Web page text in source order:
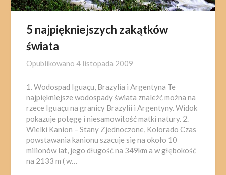
5 najpiękniejszych zakątków
świata
Opublikowano4 listopada 2009
1. Wodospad Iguaçu, Brazylia i Argentyna Te
najpiękniejsze wodospady świata znaleźć można na
rzece Iguaçu na granicy Brazylii i Argentyny. Widok
pokazuje potęgę i niesamowitość matki natury. 2.
Wielki Kanion – Stany Zjednoczone, Kolorado Czas
powstawania kanionu szacuje się na około 10
milionów lat, jego długość na 349km a w głębokość
na 2133 m ( w…